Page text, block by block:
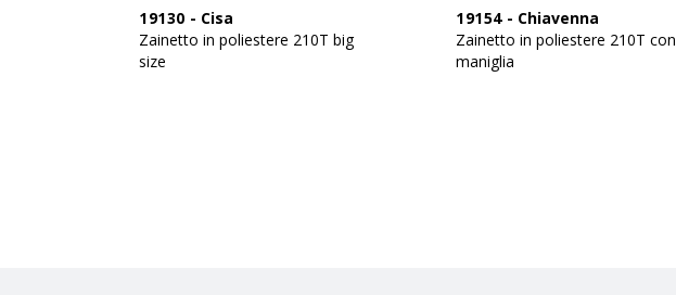
19130 - Cisa
Zainetto in poliestere 210T big
size
19154 - Chiavenna
Zainetto in poliestere 210T con
maniglia